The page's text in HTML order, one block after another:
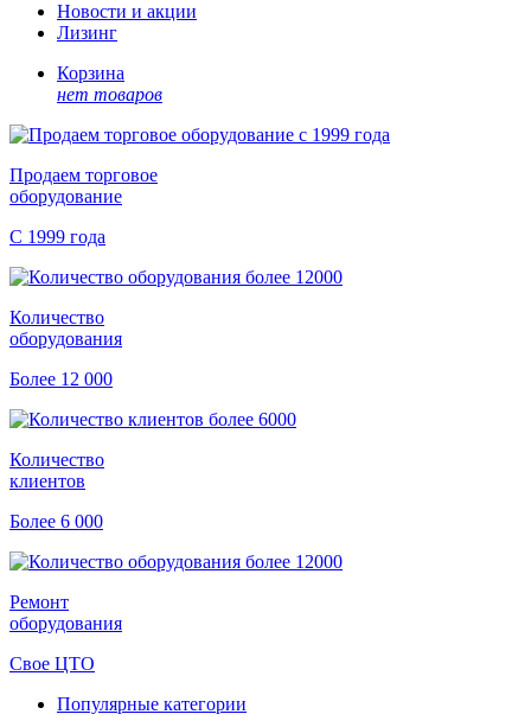
Новости и акции
Лизинг
Корзина
нет товаров
Продаем торговое
оборудование
С 1999 года
Количество
оборудования
Более 12 000
Количество
клиентов
Более 6 000
Ремонт
оборудования
Свое ЦТО
Популярные категории